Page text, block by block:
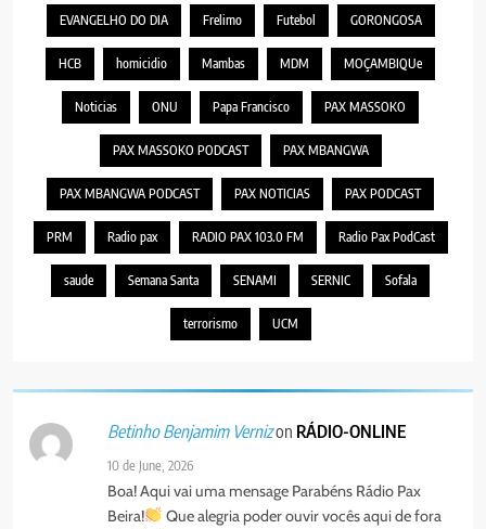
EVANGELHO DO DIA Frelimo Futebol GORONGOSA
HCB homicidio Mambas MDM MOÇAMBIQUe
Noticias ONU Papa Francisco PAX MASSOKO
PAX MASSOKO PODCAST PAX MBANGWA
PAX MBANGWA PODCAST PAX NOTICIAS PAX PODCAST
PRM Radio pax RADIO PAX 103.0 FM Radio Pax PodCast
saude Semana Santa SENAMI SERNIC Sofala
terrorismo UCM
Betinho Benjamim Vernizon RÁDIO-ONLINE
10 de June, 2026
Boa! Aqui vai uma mensage Parabéns Rádio Pax
Beira!
Que alegria poder ouvir vocês aqui de fora